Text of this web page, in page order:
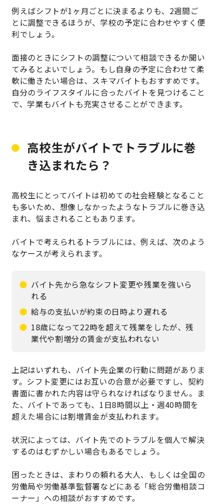
例えばシフトが1ヶ月ごとに決まるよりも、2週間ご
とに調整できるほうが、学校の予定に合わせやすく便
利でしょう。
面接のときにシフトの調整について相談できるか聞い
てみるとよいでしょう。もし自身の予定に合わせて柔
軟に働きたい場合は、スキマバイトもおすすめです。
自分のライフスタイルに合ったバイトを見つけること
で、学業もバイトも充実させることができます。
高校生がバイトでトラブルに巻
き込まれたら？
高校生にとってバイトは初めての社会経験となること
も多いため、想像しなかったようなトラブルに巻き込
まれ、悩まされることもあります。
バイトで考えられるトラブルには、例えば、次のよう
なケースが考えられます。
バイト先から急なシフト変更や残業を強いら
れる
給与の支払いが約束の日時より遅れる
18歳になって22時を超えて残業をしたが、残
業代や割増分の賃金が支払われない
上記はいずれも、バイト先企業の行動に問題がありま
す。シフト変更にはお互いの合意が必要ですし、契約
書面に書かれた内容は守られなければなりません。ま
た、バイトであっても、1日8時間以上・週40時間を
超えた場合には割増賃金が支払われます。
状況によっては、バイト先でのトラブルを個人で解決
するのはむずかしい場合もあるでしょう。
困ったときは、まわりの頼れる大人、もしくは全国の
労働局や労働基準監督署などにある「総合労働相談コ
ーナー」への相談がおすすめです。